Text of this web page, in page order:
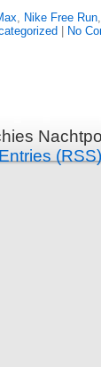
, Nike Free Run
No
Entries (RSS)